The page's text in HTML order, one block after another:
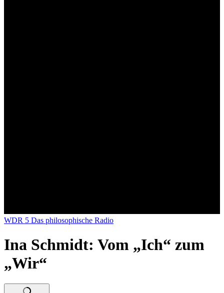
WDR 5 Das philosophische Radio
Ina Schmidt: Vom „Ich“ zum
„Wir“